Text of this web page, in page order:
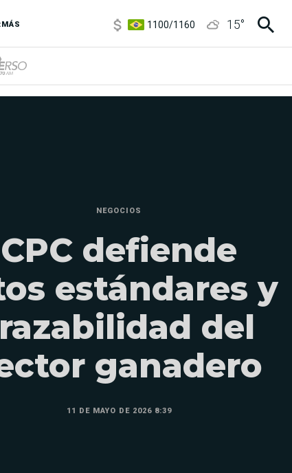
:MÁS
3,8/4
15°
NEGOCIOS
CPC defiende
estándares y
del
ganadero
11 DE MAYO DE 2026 8:39